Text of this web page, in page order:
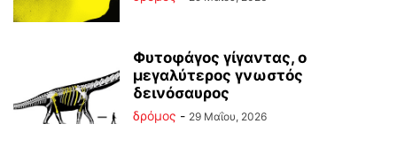
Φυτοφάγος γίγαντας, ο
μεγαλύτερος γνωστός
δεινόσαυρος
δρόμος - 29 Μαΐου, 2026